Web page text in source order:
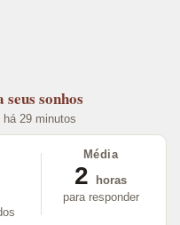
sonhos
29 minutos
Média
2
horas
para responder